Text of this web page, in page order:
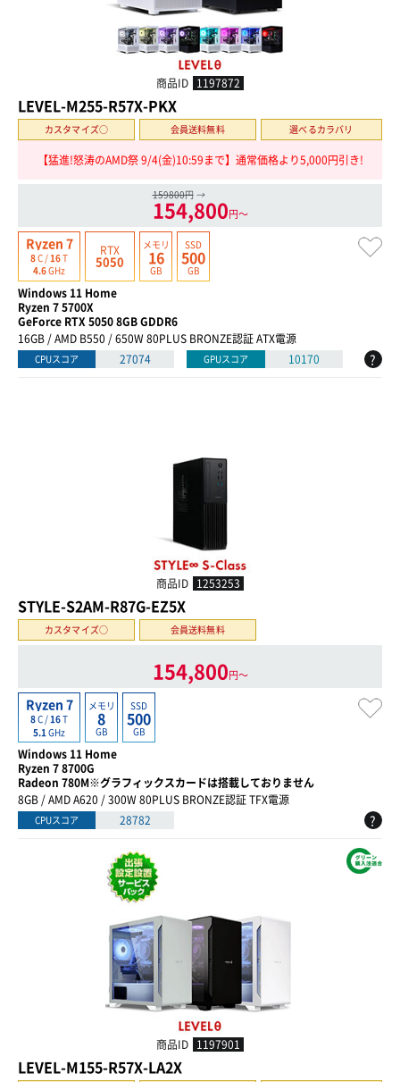
商品ID 1197872
LEVEL-M255-R57X-PKX
カスタマイズ○ 会員送料無料 選べるカラバリ
【猛進!怒涛のAMD祭 9/4(金)10:59まで】通常価格より5,000円引き!
159800円 →
154,800円〜
Ryzen 7
8C /16T
4.6GHz
RTX
5050
メモリ
16
GB
SSD
500
GB
Windows 11 Home
Ryzen 7 5700X
GeForce RTX 5050 8GB GDDR6
16GB / AMD B550 / 650W 80PLUS BRONZE認証 ATX電源
CPUスコア 27074 GPUスコア 10170 ?
商品ID 1253253
STYLE-S2AM-R87G-EZ5X
カスタマイズ○ 会員送料無料
154,800円〜
Ryzen 7
8C /16T
5.1 GHz
メモリ
8
GB
SSD
500
GB
Windows 11 Home
Ryzen 7 8700G
Radeon 780M※グラフィックスカードは搭載しておりません
8GB / AMD A620 / 300W 80PLUS BRONZE認証 TFX電源
CPUスコア 28782 ?
商品ID 1197901
LEVEL-M155-R57X-LA2X